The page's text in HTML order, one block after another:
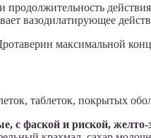
вазодилатирующее
максимальной
таблеток, покрытых
с фаской и риской, желто-